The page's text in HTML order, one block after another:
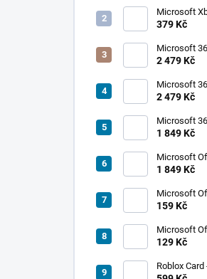
Microsoft
Ultimate 1
379 Kč
Microsoft
2 479 Kč
Microsoft
2 479 Kč
Microsoft
1 849 Kč
Microsoft
jednotlivce
1 849 Kč
Microsoft
Standard
159 Kč
Microsoft
Professional
129 Kč
Roblox